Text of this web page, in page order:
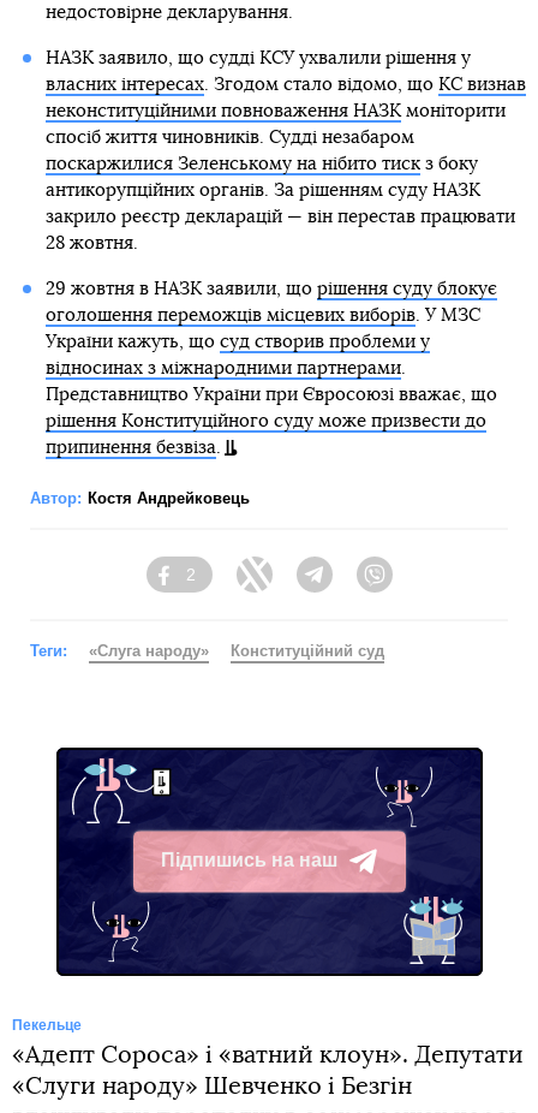
недостовірне декларування.
НАЗК заявило, що судді КСУ ухвалили рішення у
власних інтересах. Згодом стало відомо, що КС визнав
неконституційними повноваження НАЗКмоніторити
спосіб життя чиновників. Судді незабаром
поскаржилися Зеленському на нібито тискз боку
антикорупційних органів. За рішенням суду НАЗК
закрило реєстр декларацій — він перестав працювати
28 жовтня.
29 жовтня в НАЗК заявили, що рішення суду блокує
оголошення переможців місцевих виборів. У МЗС
України кажуть, що суд створив проблеми у
відносинах з міжнародними партнерами.
Представництво України при Євросоюзі вважає, що
рішення Конституційного суду може призвести до
припинення безвіза
Автор: Костя Андрейковець
Facebook
2
Twitter TelegramViber
Теги: «Слуга народу» Конституційний суд
Підпишись на наш
Telegram
Пекельце
«Адепт Сороса» і «ватний клоун». Депутати
«Слуги народу» Шевченко і Безгін